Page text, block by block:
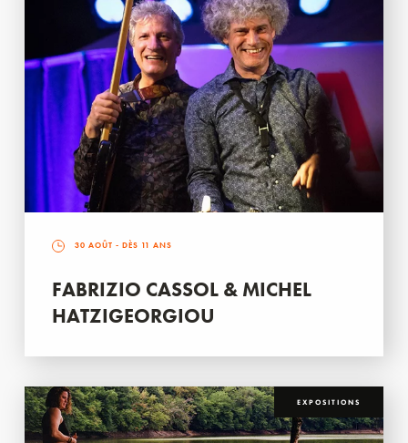
30 AOÛT - DÈS 11 ANS
FABRIZIO CASSOL & MICHEL
HATZIGEORGIOU
EXPOSITIONS